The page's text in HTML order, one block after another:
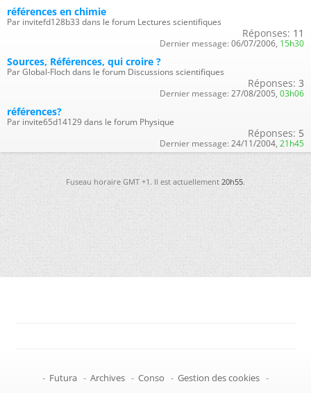
références en chimie
Par invitefd128b33 dans le forum Lectures scientifiques
Réponses: 11
Dernier message: 06/07/2006, 15h30
Sources, Références, qui croire ?
Par Global-Floch dans le forum Discussions scientifiques
Réponses: 3
Dernier message: 27/08/2005, 03h06
références?
Par invite65d14129 dans le forum Physique
Réponses: 5
Dernier message: 24/11/2004, 21h45
Fuseau horaire GMT +1. Il est actuellement20h55.
- Futura - Archives - Conso - Gestion des cookies -